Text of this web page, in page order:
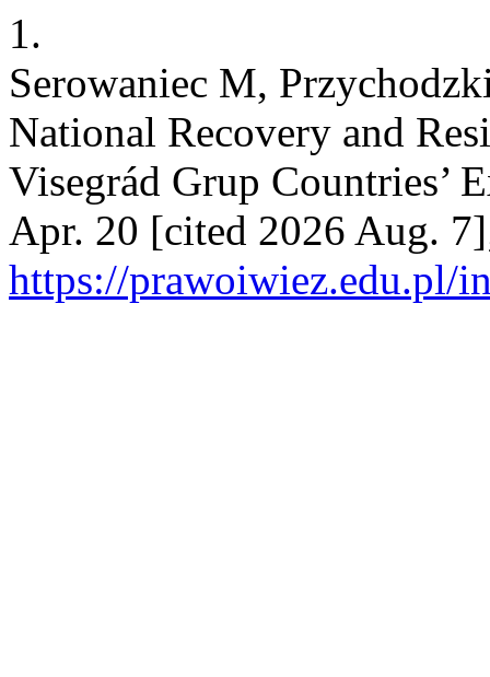
1.
Serowaniec M,
National Recovery and
Visegrád Grup Countries’
Apr. 20 [cited 2026 Aug.
https://prawoiwiez.edu.pl/